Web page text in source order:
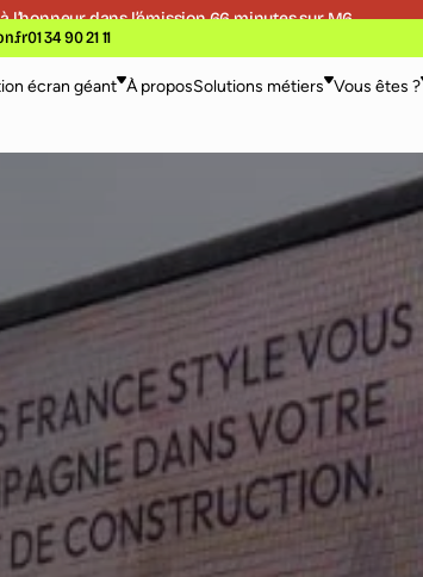
l’honneur dans l’émission 66 minutes sur M6
01 34 90 21 11
écran géant À proposSolutions métiers Vous êtes ?